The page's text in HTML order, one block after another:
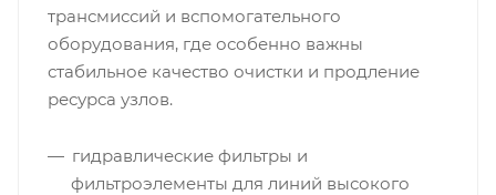
трансмиссий и вспомогательного
оборудования, где особенно важны
стабильное качество очистки и продление
ресурса узлов.
гидравлические фильтры и
фильтроэлементы для линий высокого